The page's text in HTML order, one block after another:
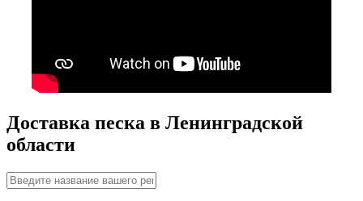
Доставка песка в Ленинградской
области